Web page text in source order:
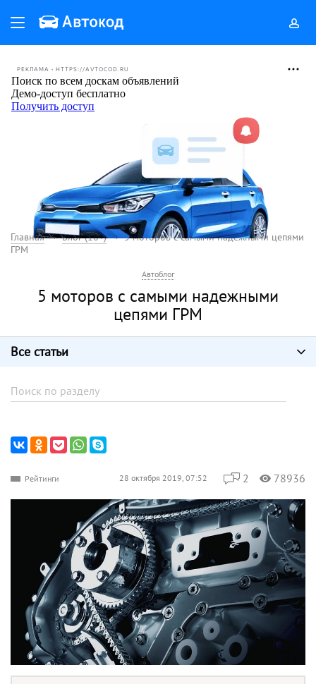
РЕКЛАМА • HTTPS://AVTOCOD.RU
Главная Блог (18+)
5 моторов с самыми надежными цепями
ГРМ
Автоблог
5 моторов с самыми надежными
цепями ГРМ
Все статьи
Рейтинги 28 октября 2019, 07:52 2 78936